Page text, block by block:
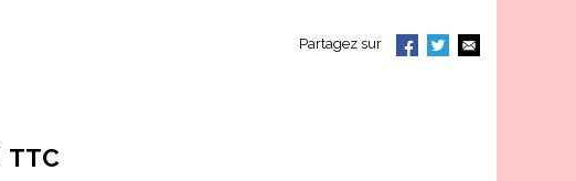
Partagez sur
TTC